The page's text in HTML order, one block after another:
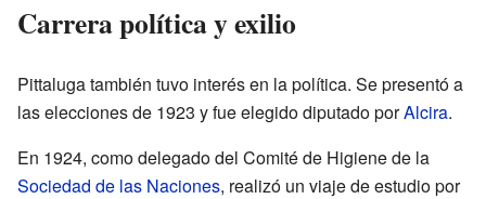
Carrera política y exilio
Pittaluga también tuvo interés en la política. Se presentó a
las elecciones de 1923 y fue elegido diputado porAlcira.
En 1924, como delegado del Comité de Higiene de la
Sociedad de las Naciones, realizó un viaje de estudio por